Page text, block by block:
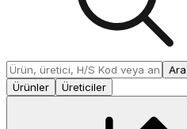
Ara
Ürünler
Üreticiler